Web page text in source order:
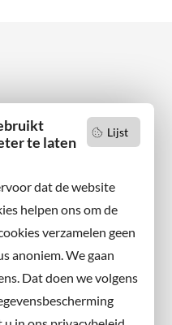
Lijst
te laten
dat de website
helpen ons om de
verzamelen geen
anoniem. We gaan
Dat doen we volgens